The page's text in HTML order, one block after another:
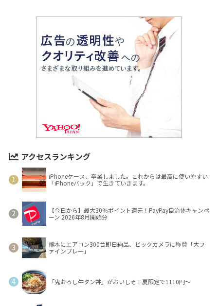
アクセスランキング
iPhoneケース、卒業しました。これからは最高に使いやすい
「iPhoneバック」で生きていきます。
【今日から】最大30％ポイント還元！PayPay自治体キャンペ
ーン 2026年8月開始分
熊本にエアコン300台即日納品、ビックカメラに称賛「大フ
ァインプレー」
「鬼おろし牛タン丼」がおいしそ！夏限定で1110円～